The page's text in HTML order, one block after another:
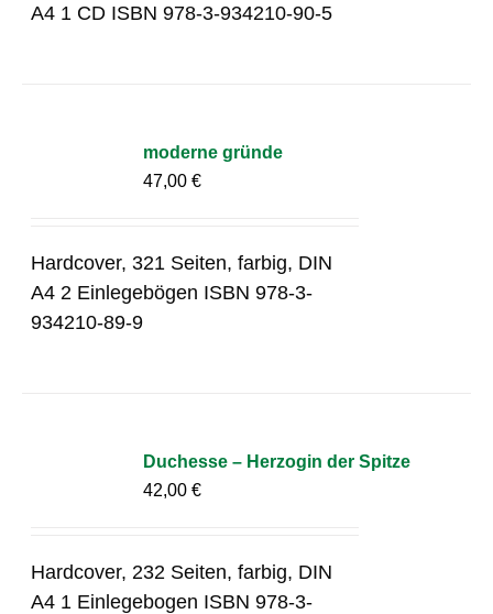
A4 1 CD ISBN 978-3-934210-90-5
moderne gründe
47,00€
Hardcover, 321 Seiten, farbig, DIN
A4 2 Einlegebögen ISBN 978-3-
934210-89-9
Duchesse – Herzogin der Spitze
42,00€
Hardcover, 232 Seiten, farbig, DIN
A4 1 Einlegebogen ISBN 978-3-